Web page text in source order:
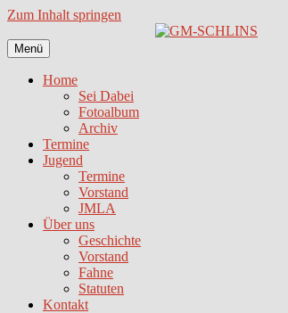
Zum Inhalt springen
Menü
Home
Sei Dabei
Fotoalbum
Archiv
Termine
Jugend
Termine
Vorstand
JMLA
Über uns
Geschichte
Vorstand
Fahne
Statuten
Kontakt